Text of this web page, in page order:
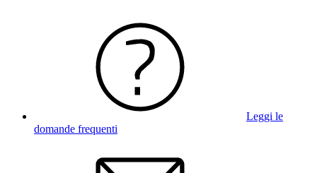
Leggi le
domande frequenti